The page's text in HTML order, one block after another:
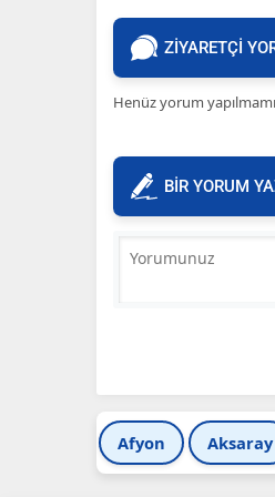
ZİYARETÇİ
Henüz yorum
BİR YORUM
Afyon Aksaray